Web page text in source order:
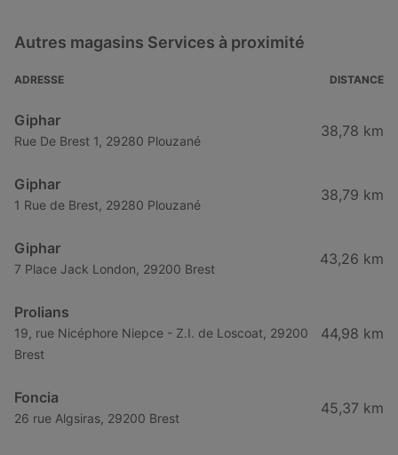
Autres magasins Services à proximité
ADRESSE DISTANCE
Giphar
Rue De Brest 1, 29280 Plouzané
38,78 km
Giphar
1 Rue de Brest, 29280 Plouzané
38,79 km
Giphar
7 Place Jack London, 29200 Brest
43,26 km
Prolians
19, rue Nicéphore Niepce - Z.I. de Loscoat, 29200
Brest
44,98 km
Foncia
26 rue Algsiras, 29200 Brest
45,37 km